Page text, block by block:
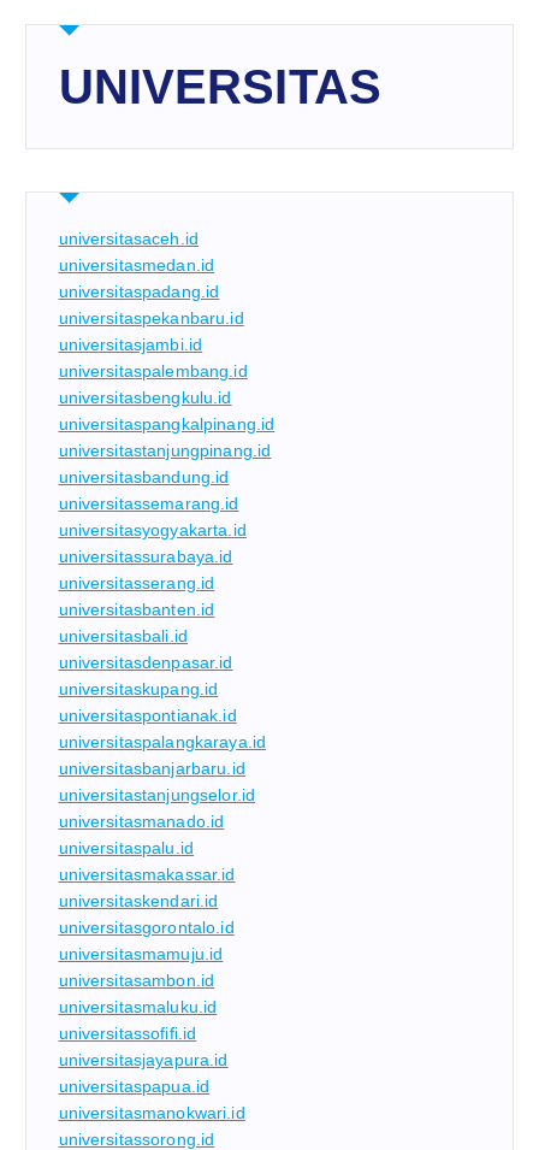
UNIVERSITAS
universitasaceh.id
universitasmedan.id
universitaspadang.id
universitaspekanbaru.id
universitasjambi.id
universitaspalembang.id
universitasbengkulu.id
universitaspangkalpinang.id
universitastanjungpinang.id
universitasbandung.id
universitassemarang.id
universitasyogyakarta.id
universitassurabaya.id
universitasserang.id
universitasbanten.id
universitasbali.id
universitasdenpasar.id
universitaskupang.id
universitaspontianak.id
universitaspalangkaraya.id
universitasbanjarbaru.id
universitastanjungselor.id
universitasmanado.id
universitaspalu.id
universitasmakassar.id
universitaskendari.id
universitasgorontalo.id
universitasmamuju.id
universitasambon.id
universitasmaluku.id
universitassofifi.id
universitasjayapura.id
universitaspapua.id
universitasmanokwari.id
universitassorong.id